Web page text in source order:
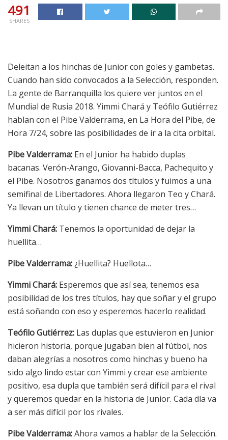
491
SHARES
Deleitan a los hinchas de Junior con goles y gambetas.
Cuando han sido convocados a la Selección, responden.
La gente de Barranquilla los quiere ver juntos en el
Mundial de Rusia 2018. Yimmi Chará y Teófilo Gutiérrez
hablan con el Pibe Valderrama, en La Hora del Pibe, de
Hora 7/24, sobre las posibilidades de ir a la cita orbital.
Pibe Valderrama: En el Junior ha habido duplas
bacanas. Verón-Arango, Giovanni-Bacca, Pachequito y
el Pibe. Nosotros ganamos dos títulos y fuimos a una
semifinal de Libertadores. Ahora llegaron Teo y Chará.
Ya llevan un título y tienen chance de meter tres…
Yimmi Chará: Tenemos la oportunidad de dejar la
huellita…
Pibe Valderrama:¿Huellita? Huellota…
Yimmi Chará: Esperemos que así sea, tenemos esa
posibilidad de los tres títulos, hay que soñar y el grupo
está soñando con eso y esperemos hacerlo realidad.
Teófilo Gutiérrez: Las duplas que estuvieron en Junior
hicieron historia, porque jugaban bien al fútbol, nos
daban alegrías a nosotros como hinchas y bueno ha
sido algo lindo estar con Yimmi y crear ese ambiente
positivo, esa dupla que también será difícil para el rival
y queremos quedar en la historia de Junior. Cada día va
a ser más difícil por los rivales.
Pibe Valderrama:Ahora vamos a hablar de la Selección.